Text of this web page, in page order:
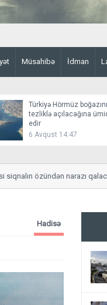
Müsahibə İdman
Türkiyə Hörmüz
tezliklə açılacağına
edir
6 Avqust 14:47
özündən narazı qalacaq"
Hadisə